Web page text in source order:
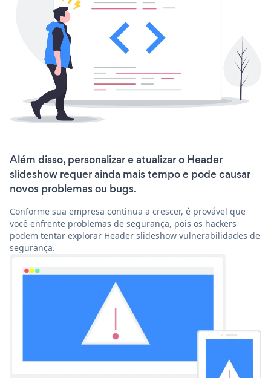
Além disso, personalizar e atualizar o Header
slideshow requer ainda mais tempo e pode causar
novos problemas ou bugs.
Conforme sua empresa continua a crescer, é provável que
você enfrente problemas de segurança, pois os hackers
podem tentar explorar Header slideshow vulnerabilidades de
segurança.